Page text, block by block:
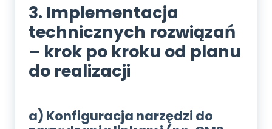
3. Implementacja
technicznych rozwiązań
– krok po kroku od planu
do realizacji
a) Konfiguracja narzędzi do